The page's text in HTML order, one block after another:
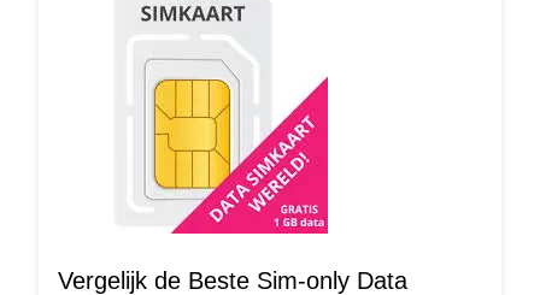
Vergelijk de Beste Sim-only Data